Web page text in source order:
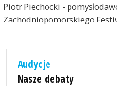
Piotr Piechocki -
Zachodniopomorskiego
Audycje
Nasze debaty